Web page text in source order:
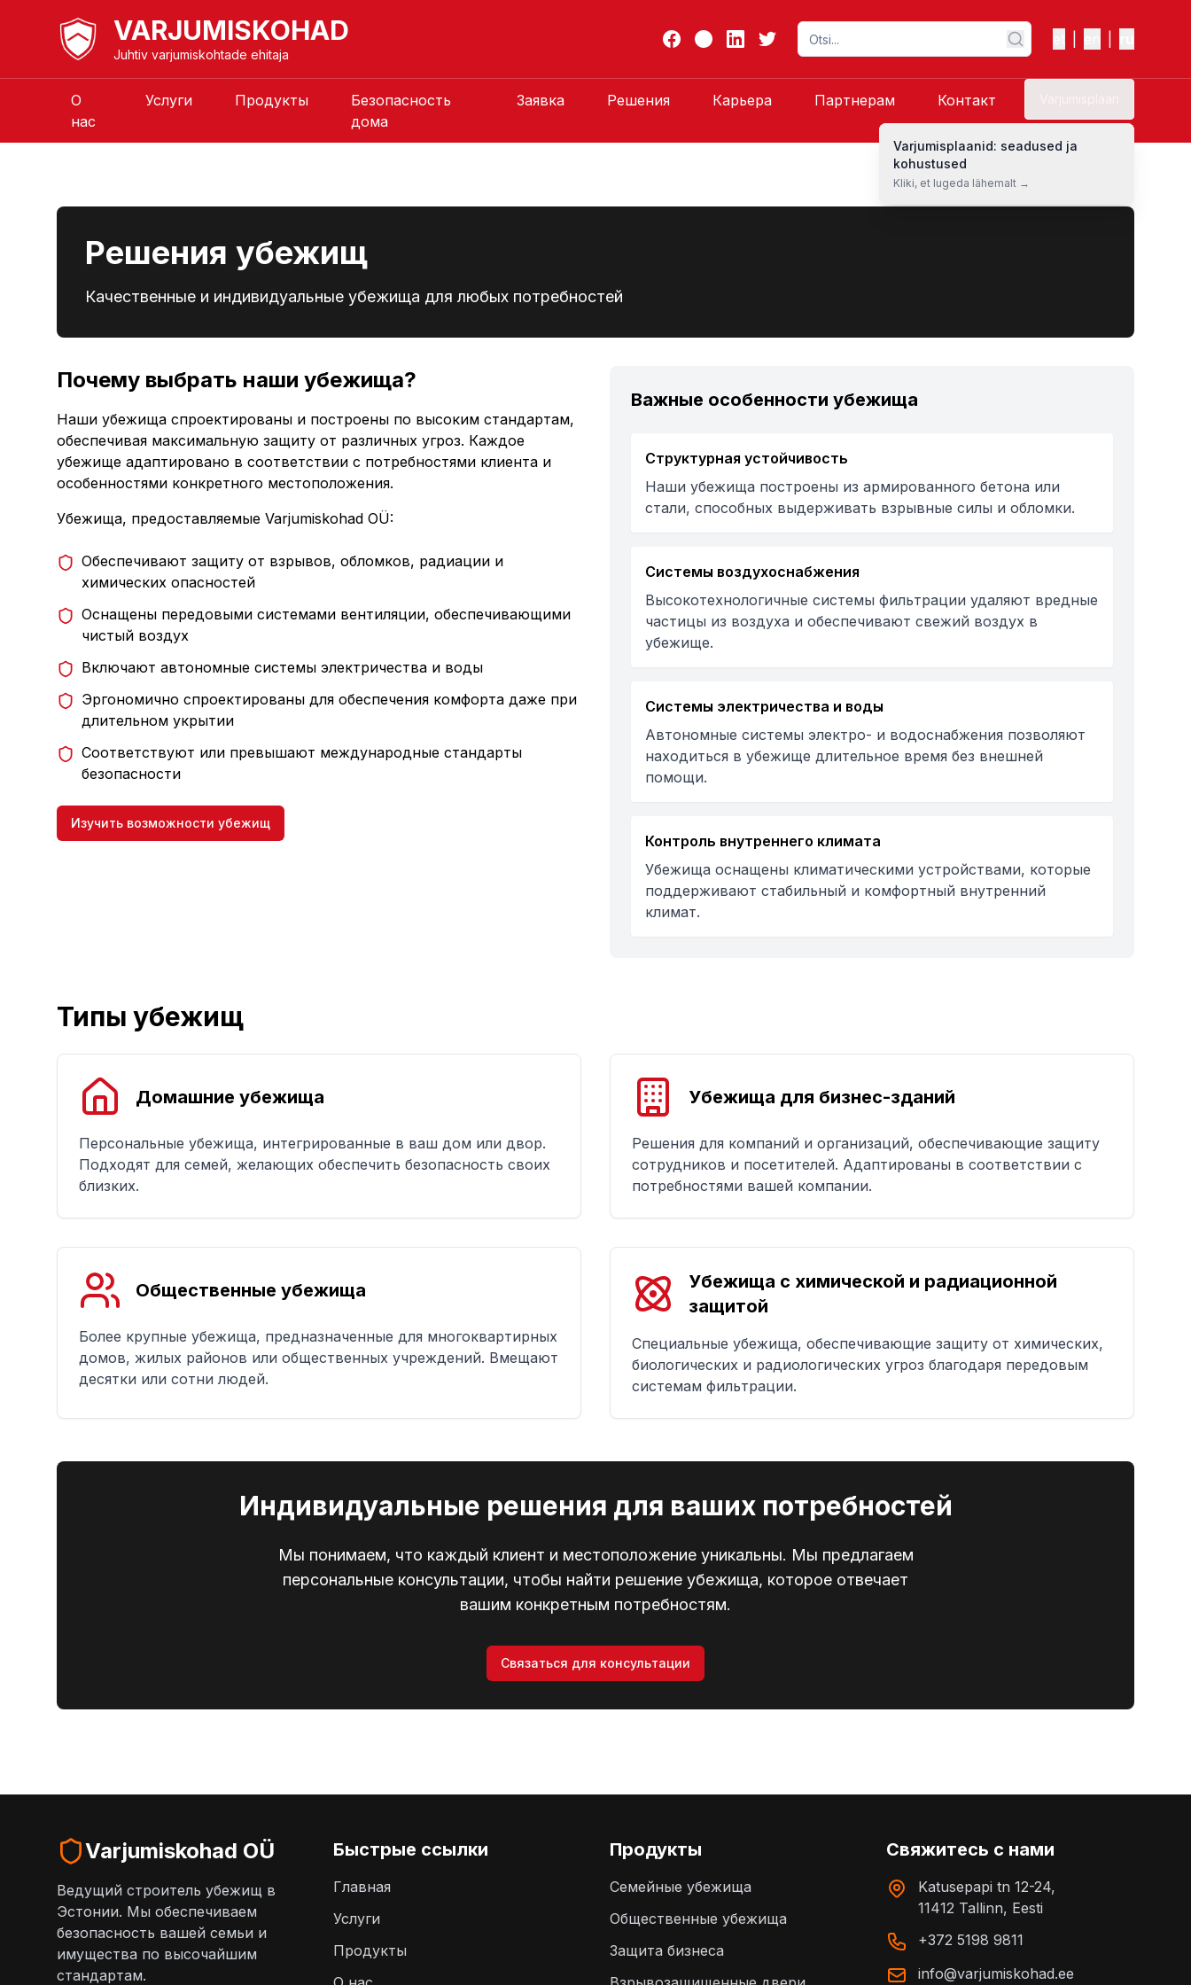
VARJUMISKOHAD
Juhtiv varjumiskohtade ehitaja
О
нас
Услуги Продукты
Безопасность
дома
Заявка Решения Карьера Партнерам Контакт
Varjumisplaanid: seadused ja
kohustused
Kliki, et lugeda lähemalt →
Решения убежищ
Качественные и индивидуальные убежища для любых потребностей
Почему выбрать наши убежища?
Наши убежища спроектированы и построены по высоким стандартам,
обеспечивая максимальную защиту от различных угроз. Каждое
убежище адаптировано в соответствии с потребностями клиента и
особенностями конкретного местоположения.
Убежища, предоставляемые Varjumiskohad OÜ:
Обеспечивают защиту от взрывов, обломков, радиации и
химических опасностей
Оснащены передовыми системами вентиляции, обеспечивающими
чистый воздух
Включают автономные системы электричества и воды
Эргономично спроектированы для обеспечения комфорта даже при
длительном укрытии
Соответствуют или превышают международные стандарты
безопасности
Изучить возможности убежищ
Важные особенности убежища
Структурная устойчивость
Наши убежища построены из армированного бетона или
стали, способных выдерживать взрывные силы и обломки.
Системы воздухоснабжения
Высокотехнологичные системы фильтрации удаляют вредные
частицы из воздуха и обеспечивают свежий воздух в
убежище.
Системы электричества и воды
Автономные системы электро- и водоснабжения позволяют
находиться в убежище длительное время без внешней
помощи.
Контроль внутреннего климата
Убежища оснащены климатическими устройствами, которые
поддерживают стабильный и комфортный внутренний
климат.
Типы убежищ
Домашние убежища
Персональные убежища, интегрированные в ваш дом или двор.
Подходят для семей, желающих обеспечить безопасность своих
близких.
Убежища для бизнес-зданий
Решения для компаний и организаций, обеспечивающие защиту
сотрудников и посетителей. Адаптированы в соответствии с
потребностями вашей компании.
Общественные убежища
Более крупные убежища, предназначенные для многоквартирных
домов, жилых районов или общественных учреждений. Вмещают
десятки или сотни людей.
Убежища с химической и радиационной
защитой
Специальные убежища, обеспечивающие защиту от химических,
биологических и радиологических угроз благодаря передовым
системам фильтрации.
Индивидуальные решения для ваших потребностей
Мы понимаем, что каждый клиент и местоположение уникальны. Мы предлагаем
персональные консультации, чтобы найти решение убежища, которое отвечает
вашим конкретным потребностям.
Связаться для консультации
Varjumiskohad OÜ
Ведущий строитель убежищ в
Эстонии. Мы обеспечиваем
безопасность вашей семьи и
имущества по высочайшим
стандартам.
Быстрые ссылки
Главная
Услуги
Продукты
Продукты
Семейные убежища
Общественные убежища
Защита бизнеса
Свяжитесь с нами
Katusepapi tn 12-24,
11412 Tallinn, Eesti
+372 5198 9811
info@varjumiskohad.ee